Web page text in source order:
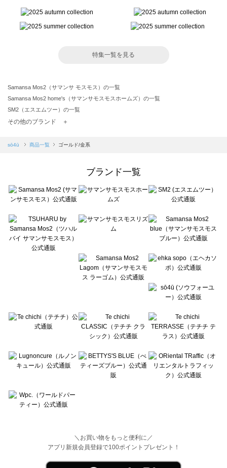
特集一覧を見る
Samansa Mos2（サマンサ モスモス）の一覧
Samansa Mos2 home's（サマンサモスモスホームズ）の一覧
SM2（エスエムツー）の一覧
TSUHARU by Samansa Mos2（ツハルバイサマンサモスモス）の一覧
Samansa Mos2 blue（サマンサモスモス ブルー）の一覧
Te chichi（テチチ）の一覧
Te chichi CLASSIC（テチチ クラシック）の一覧
Lugnoncure（ルノンキュール）の一覧
BETTY'S BLUE（べティーズブルー）の一覧
Wpc.（ワールドパーティー）の一覧
その他のブランド ＋
sō4ū 商品一覧 ゴールド/金系
ブランド一覧
＼お買い物をもっと便利に／
アプリ新規会員登録で100ポイントプレゼント！